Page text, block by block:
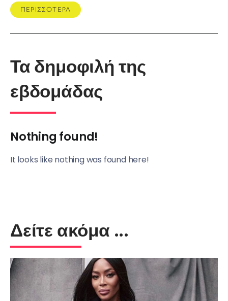
ΠΕΡΙΣΣΟΤΕΡΑ
Τα δημοφιλή της
εβδομάδας
Nothing found!
It looks like nothing was found here!
Δείτε ακόμα ...